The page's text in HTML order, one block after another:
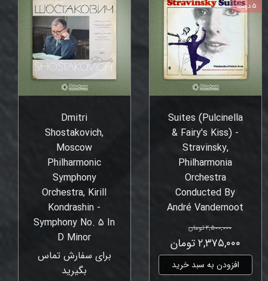
Suites (Pulcinella
& Fairy's Kiss) -
Stravinsky,
Philharmonia
Orchestra
Conducted By
André Vandernoot
۲,۵۰۰,۰۰۰ تومان
۲,۳۷۵,۰۰۰ تومان
افزودن به سبد خرید
۵ درصد
Dmitri
Shostakovich,
Moscow
Philharmonic
Symphony
Orchestra, Kirill
Kondrashin -
Symphony No. 5 In
D Minor
برای سفارش تماس
بگیرید